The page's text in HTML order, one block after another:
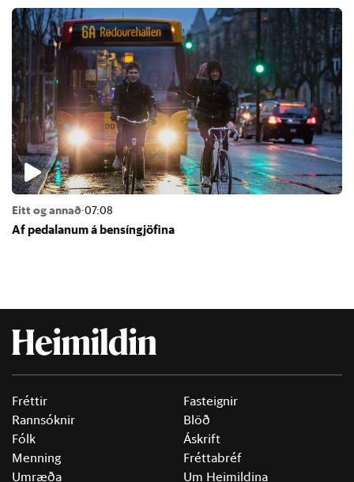
Eitt og annað·07:08
Af pedal­an­um á bens­ín­gjöf­ina
Fréttir
Rannsóknir
Fólk
Menning
Umræða
Fasteignir
Blöð
Áskrift
Fréttabréf
Um Heimildina